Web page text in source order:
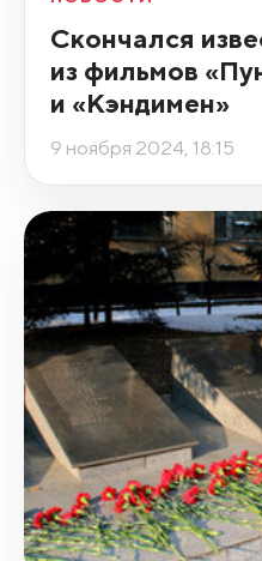
Скончался
из фильмов
и «Кэндимен»
9 ноября 2024, 18:15